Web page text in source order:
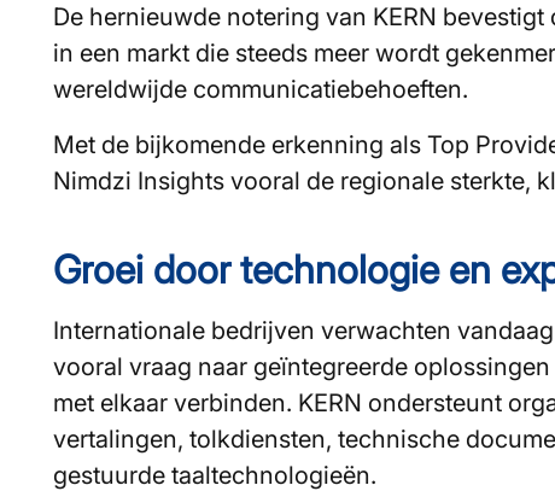
De hernieuwde notering van KERN
in een markt die steeds meer wordt
wereldwijde communicatiebehoeften.
Met de bijkomende erkenning als Top
Nimdzi Insights vooral de regionale sterkte,
Groei door technologie en
Internationale bedrijven verwachten
vooral vraag naar geïntegreerde
met elkaar verbinden. KERN ondersteunt
vertalingen, tolkdiensten, technische
gestuurde taaltechnologieën.